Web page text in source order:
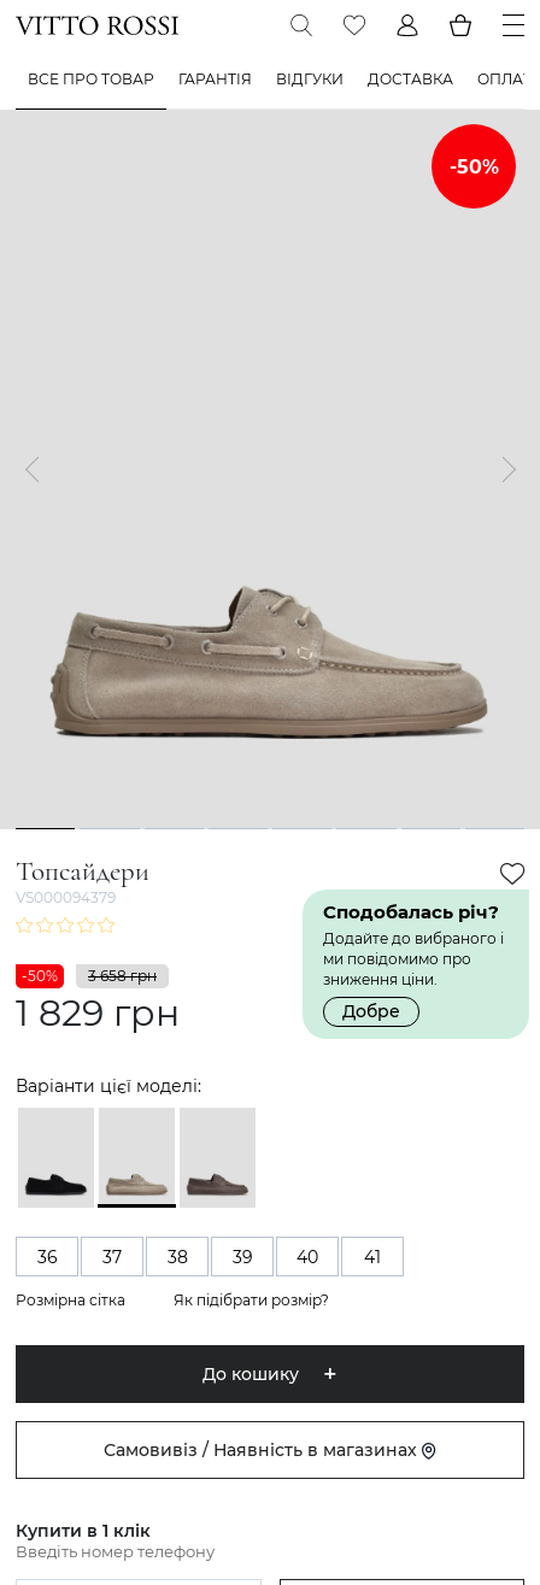
ВСЕ ПРО ТОВАР ГАРАНТІЯ ВІДГУКИ ДОСТАВКА
1 2 3 4 5 6 7 8
Топсайдери
VS000094379
Сподобалась річ?
Додайте до вибраного і
ми повідомимо про
зниження ціни.
Добре
-50% 3 658 грн
1 829 грн
Варіанти цієї моделі:
36 37 38 39 40 41
Розмірна сітка Як підібрати розмір?
До кошику
Самовивіз / Наявність в магазинах
Купити в 1 клік
Введіть номер телефону